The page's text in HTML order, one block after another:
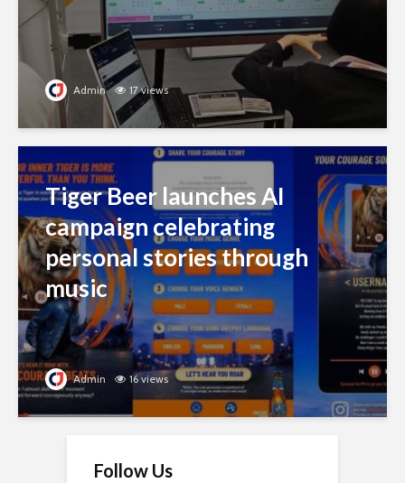
Admin 17 views
Tiger Beer launches AI
campaign celebrating
personal stories through
music
Admin 16 views
Follow Us